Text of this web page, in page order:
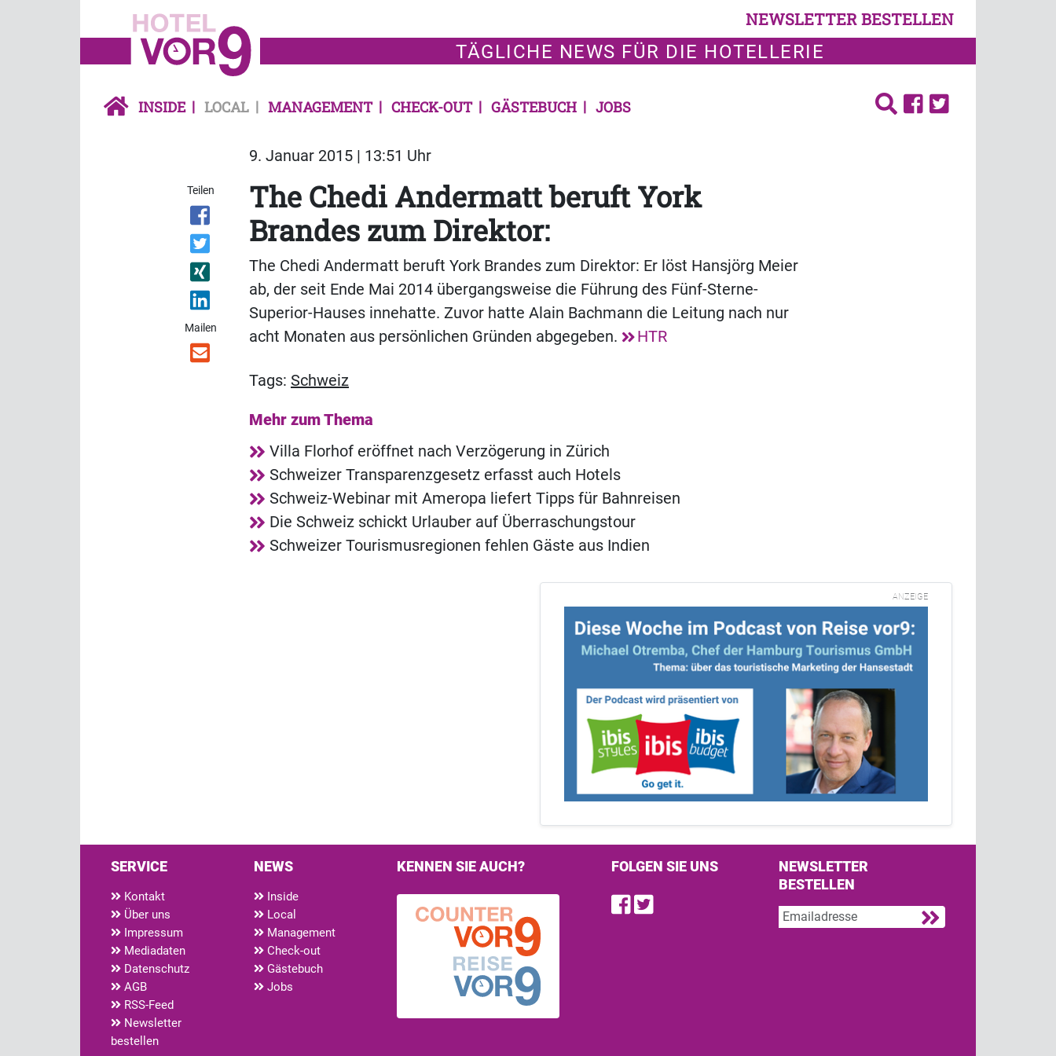
NEWSLETTER BESTELLEN
TÄGLICHE NEWS FÜR DIE HOTELLERIE
INSIDE LOCAL MANAGEMENT CHECK-OUT GÄSTEBUCH JOBS
9. Januar 2015 | 13:51 Uhr
Teilen
Mailen
The Chedi Andermatt beruft York
Brandes zum Direktor:
The Chedi Andermatt beruft York Brandes zum Direktor: Er löst Hansjörg Meier
ab, der seit Ende Mai 2014 übergangsweise die Führung des Fünf-Sterne-
Superior-Hauses innehatte. Zuvor hatte Alain Bachmann die Leitung nach nur
acht Monaten aus persönlichen Gründen abgegeben.
HTR
Tags: Schweiz
Mehr zum Thema
Villa Florhof eröffnet nach Verzögerung in Zürich
Schweizer Transparenzgesetz erfasst auch Hotels
Schweiz-Webinar mit Ameropa liefert Tipps für Bahnreisen
Die Schweiz schickt Urlauber auf Überraschungstour
Schweizer Tourismusregionen fehlen Gäste aus Indien
ANZEIGE
SERVICE
Kontakt
Über uns
Impressum
Mediadaten
Datenschutz
AGB
RSS-Feed
Newsletter
bestellen
NEWS
Inside
Local
Management
Check-out
Gästebuch
Jobs
KENNEN SIE AUCH? FOLGEN SIE UNS
Find us on Facebook
Follow us on Twitter
NEWSLETTER
BESTELLEN